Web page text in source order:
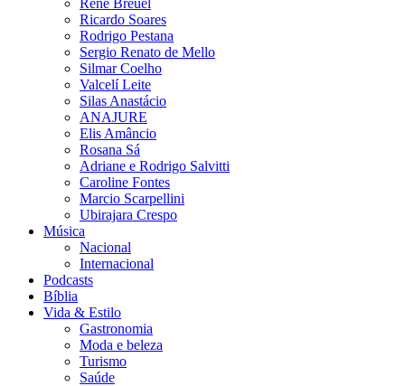
René Breuel
Ricardo Soares
Rodrigo Pestana
Sergio Renato de Mello
Silmar Coelho
Valcelí Leite
Silas Anastácio
ANAJURE
Elis Amâncio
Rosana Sá
Adriane e Rodrigo Salvitti
Caroline Fontes
Marcio Scarpellini
Ubirajara Crespo
Música
Nacional
Internacional
Podcasts
Bíblia
Vida & Estilo
Gastronomia
Moda e beleza
Turismo
Saúde